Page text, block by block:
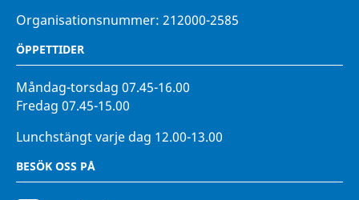
Organisationsnummer: 212000-2585
ÖPPETTIDER
Måndag-torsdag 07.45-16.00
Fredag 07.45-15.00
Lunchstängt varje dag 12.00-13.00
BESÖK OSS PÅ